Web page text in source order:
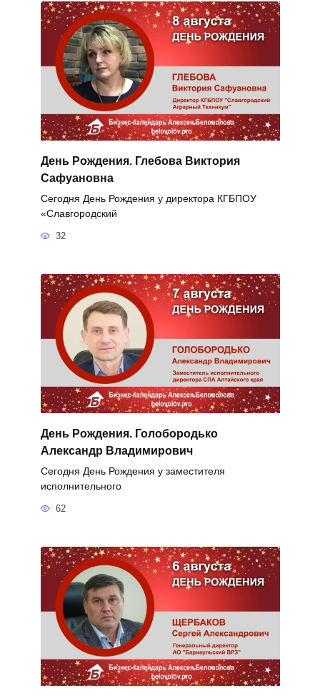
День Рождения. Глебова Виктория
Сафуановна
Сегодня День Рождения у директора КГБПОУ
«Славгородский
32
День Рождения. Голобородько
Александр Владимирович
Сегодня День Рождения у заместителя
исполнительного
62